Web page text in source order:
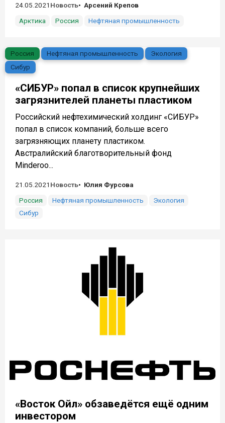
24.05.2021 Новость
Арсений Крепов
Арктика
Россия Нефтяная промышленность
Россия Нефтяная промышленность
Экология
Сибур
«СИБУР» попал в список крупнейших
загрязнителей планеты пластиком
Российский нефтехимический холдинг «СИБУР»
попал в список компаний, больше всего
загрязняющих планету пластиком.
Австралийский благотворительный фонд
Minderoo...
21.05.2021 Новость
Юлия Фурсова
Россия
Нефтяная промышленность
Экология
Сибур
«Восток Ойл» обзаведётся ещё одним
инвестором